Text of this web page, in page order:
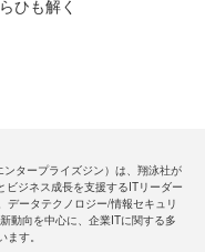
ひも解く
ンタープライズジン）は、翔泳社が
ビジネス成長を支援するITリーダー
データテクノロジー/情報セキュリ
動向を中心に、企業ITに関する多
す。